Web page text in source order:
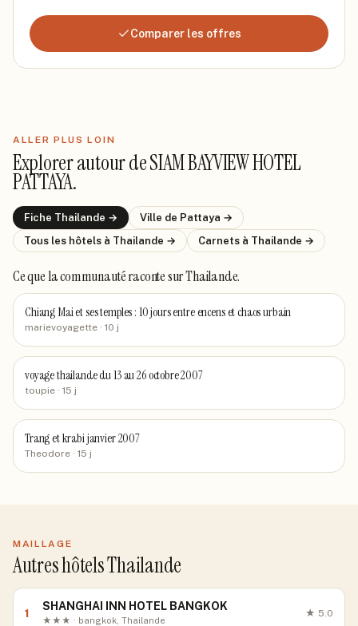
Comparer les offres
ALLER PLUS LOIN
Explorer autour deSIAM BAYVIEW HOTEL
PATTAYA.
Fiche Thailande → Ville de Pattaya →
Tous les hôtels à Thailande → Carnets à Thailande →
Ce que la communauté racontesur Thailande.
Chiang Mai et ses temples : 10 jours entre encens et chaos urbain
marievoyagette · 10 j
voyage thailande du 13 au 26 octobre 2007
toupie · 15 j
Trang et krabi janvier 2007
Theodore · 15 j
MAILLAGE
Autres hôtels Thailande
1
SHANGHAI INN HOTEL BANGKOK
★★★ · bangkok, Thailande
★ 5.0